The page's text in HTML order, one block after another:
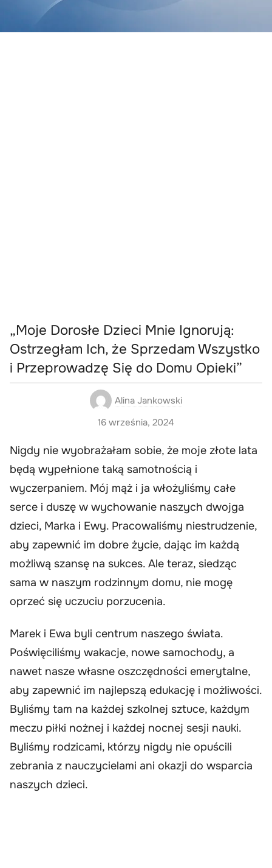
„Moje Dorosłe Dzieci Mnie Ignorują:
Ostrzegłam Ich, że Sprzedam Wszystko
i Przeprowadzę Się do Domu Opieki”
Alina Jankowski
16 września, 2024
Nigdy nie wyobrażałam sobie, że moje złote lata
będą wypełnione taką samotnością i
wyczerpaniem. Mój mąż i ja włożyliśmy całe
serce i duszę w wychowanie naszych dwojga
dzieci, Marka i Ewy. Pracowaliśmy niestrudzenie,
aby zapewnić im dobre życie, dając im każdą
możliwą szansę na sukces. Ale teraz, siedząc
sama w naszym rodzinnym domu, nie mogę
oprzeć się uczuciu porzucenia.
Marek i Ewa byli centrum naszego świata.
Poświęciliśmy wakacje, nowe samochody, a
nawet nasze własne oszczędności emerytalne,
aby zapewnić im najlepszą edukację i możliwości.
Byliśmy tam na każdej szkolnej sztuce, każdym
meczu piłki nożnej i każdej nocnej sesji nauki.
Byliśmy rodzicami, którzy nigdy nie opuścili
zebrania z nauczycielami ani okazji do wsparcia
naszych dzieci.